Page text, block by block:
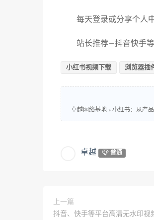
每天登录或分享个人
站长推荐—抖音快手
小红书视频下载 浏览器插
卓越网络基地 » 小红书：从产
卓越 普通
上一篇
抖音、快手等平台高清无水印视